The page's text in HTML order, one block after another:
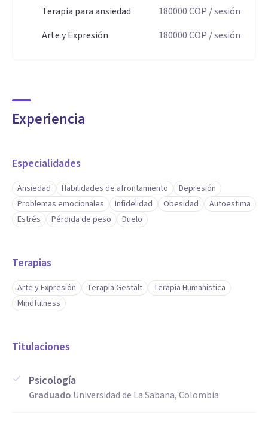
Terapia para ansiedad
180000COP / sesión
Arte y Expresión
180000COP / sesión
Experiencia
Especialidades
Ansiedad Habilidades de afrontamiento
Depresión
Problemas emocionales
Infidelidad Obesidad
Autoestima
Estrés
Pérdida de peso Duelo
Terapias
Arte y Expresión Terapia Gestalt
Terapia Humanística
Mindfulness
Titulaciones
Psicología
Graduado Universidad de La Sabana, Colombia